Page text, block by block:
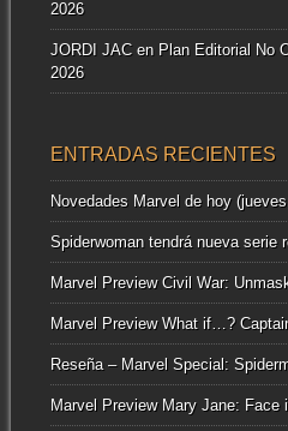
2026
JORDI JACen Plan Editorial No
2026
ENTRADAS RECIENTES
Novedades Marvel de hoy
Spiderwoman tendrá nueva serie
Marvel Preview Civil War:
Marvel Preview What if…?
Reseña – Marvel Special:
Marvel Preview Mary Jane: Face